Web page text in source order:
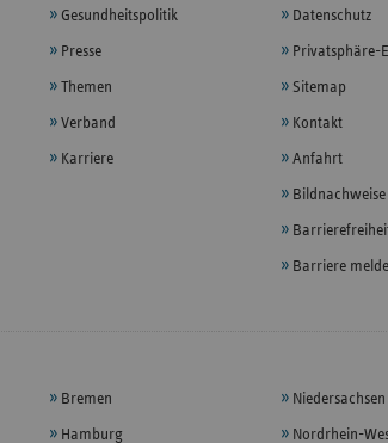
Gesundheitspolitik
Presse
Themen
Verband
Karriere
Datenschutz
Privatsphäre-
Sitemap
Kontakt
Anfahrt
Bildnachweise
Barriere
Bremen
Hamburg
Niedersachsen
Nordrhein-